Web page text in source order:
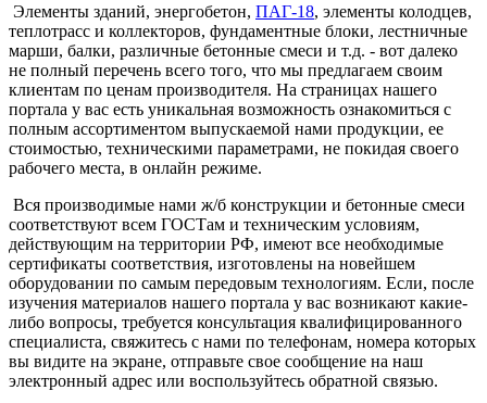
Элементы зданий, энергобетон, ПАГ-18, элементы колодцев,
теплотрасс и коллекторов, фундаментные блоки, лестничные
марши, балки, различные бетонные смеси и т.д. - вот далеко
не полный перечень всего того, что мы предлагаем своим
клиентам по ценам производителя. На страницах нашего
портала у вас есть уникальная возможность ознакомиться с
полным ассортиментом выпускаемой нами продукции, ее
стоимостью, техническими параметрами, не покидая своего
рабочего места, в онлайн режиме.
Вся производимые нами ж/б конструкции и бетонные смеси
соответствуют всем ГОСТам и техническим условиям,
действующим на территории РФ, имеют все необходимые
сертификаты соответствия, изготовлены на новейшем
оборудовании по самым передовым технологиям. Если, после
изучения материалов нашего портала у вас возникают какие-
либо вопросы, требуется консультация квалифицированного
специалиста, свяжитесь с нами по телефонам, номера которых
вы видите на экране, отправьте свое сообщение на наш
электронный адрес или воспользуйтесь обратной связью.